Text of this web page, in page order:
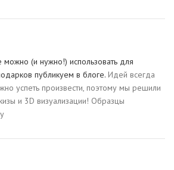
(и нужно!) использовать для
публикуем в блоге. Идей всегда
успеть произвести, поэтому мы решили
и 3D визуализации! Образцы